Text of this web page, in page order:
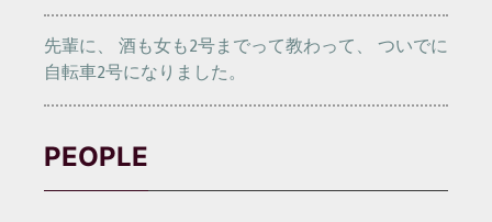
先輩に、 酒も女も2号までって教わって、 ついでに
自転車2号になりました。
PEOPLE